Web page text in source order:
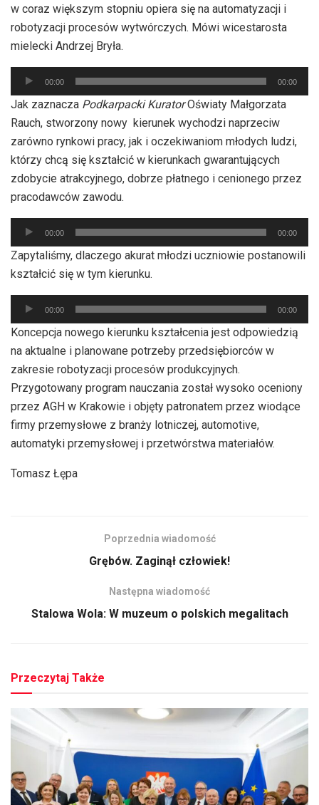
w coraz większym stopniu opiera się na automatyzacji i
robotyzacji procesów wytwórczych. Mówi wicestarosta
mielecki Andrzej Bryła.
Odtwarzacz
plików
dźwiękowych
00:00 00:00
Jak zaznacza Podkarpacki KuratorOświaty Małgorzata
Rauch, stworzony nowy kierunek wychodzi naprzeciw
zarówno rynkowi pracy, jak i oczekiwaniom młodych ludzi,
którzy chcą się kształcić w kierunkach gwarantujących
zdobycie atrakcyjnego, dobrze płatnego i cenionego przez
pracodawców zawodu.
Odtwarzacz
plików
dźwiękowych
00:00 00:00
Zapytaliśmy, dlaczego akurat młodzi uczniowie postanowili
kształcić się w tym kierunku.
Odtwarzacz
plików
dźwiękowych
00:00 00:00
Koncepcja nowego kierunku kształcenia jest odpowiedzią
na aktualne i planowane potrzeby przedsiębiorców w
zakresie robotyzacji procesów produkcyjnych.
Przygotowany program nauczania został wysoko oceniony
przez AGH w Krakowie i objęty patronatem przez wiodące
firmy przemysłowe z branży lotniczej, automotive,
automatyki przemysłowej i przetwórstwa materiałów.
Tomasz Łępa
Poprzednia wiadomość
Grębów. Zaginął człowiek!
Następna wiadomość
Stalowa Wola: W muzeum o polskich megalitach
Przeczytaj Także